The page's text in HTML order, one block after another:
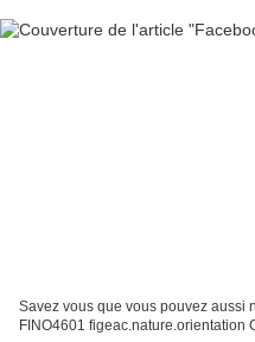
Savez vous que vous pouvez aussi
FINO4601 figeac.nature.orientation